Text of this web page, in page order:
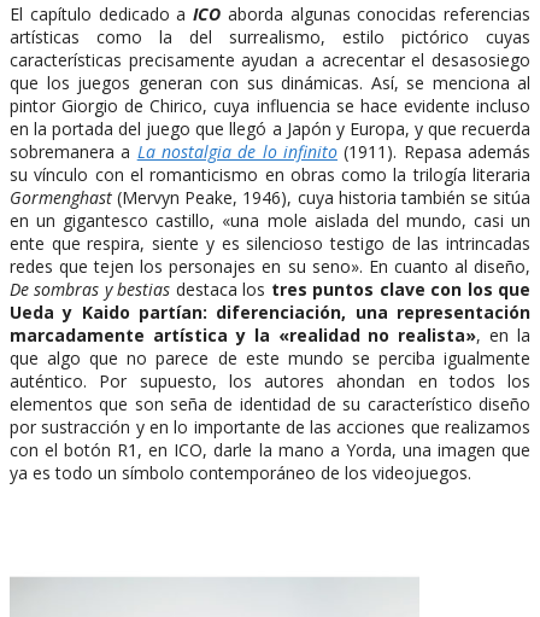
El capítulo dedicado a ICO aborda algunas conocidas referencias
artísticas como la del surrealismo, estilo pictórico cuyas
características precisamente ayudan a acrecentar el desasosiego
que los juegos generan con sus dinámicas. Así, se menciona al
pintor Giorgio de Chirico, cuya influencia se hace evidente incluso
en la portada del juego que llegó a Japón y Europa, y que recuerda
sobremanera a La nostalgia de lo infinito (1911). Repasa además
su vínculo con el romanticismo en obras como la trilogía literaria
Gormenghast(Mervyn Peake, 1946), cuya historia también se sitúa
en un gigantesco castillo, «una mole aislada del mundo, casi un
ente que respira, siente y es silencioso testigo de las intrincadas
redes que tejen los personajes en su seno». En cuanto al diseño,
De sombras y bestias destaca los tres puntos clave con los que
Ueda y Kaido partían: diferenciación, una representación
marcadamente artística y la «realidad no realista», en la
que algo que no parece de este mundo se perciba igualmente
auténtico. Por supuesto, los autores ahondan en todos los
elementos que son seña de identidad de su característico diseño
por sustracción y en lo importante de las acciones que realizamos
con el botón R1, en ICO, darle la mano a Yorda, una imagen que
ya es todo un símbolo contemporáneo de los videojuegos.